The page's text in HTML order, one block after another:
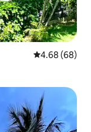
평점 4.68점(5
4.68 (68)